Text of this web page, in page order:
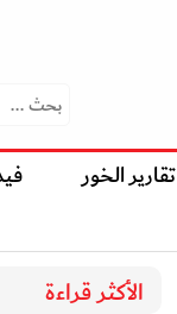
تقارير الخور
الأكثر قراءة